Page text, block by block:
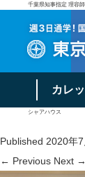
千葉県知事指定 理容
カレ
シャアハウス
Published 2020年
← Previous Next →